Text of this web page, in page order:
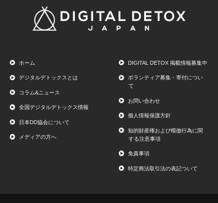
ホーム
デジタルデトックスとは
コラム&ニュース
全国デジタルデトックス情報
日本DD協会について
メディアの方へ
DIGITAL DETOX 掲載情報募集中
ボランティア募集・寄付につい
て
お問い合わせ
個人情報保護方針
知的財産権および模倣行為に関
する注意事項
免責事項
特定商法取引法の表記ついて